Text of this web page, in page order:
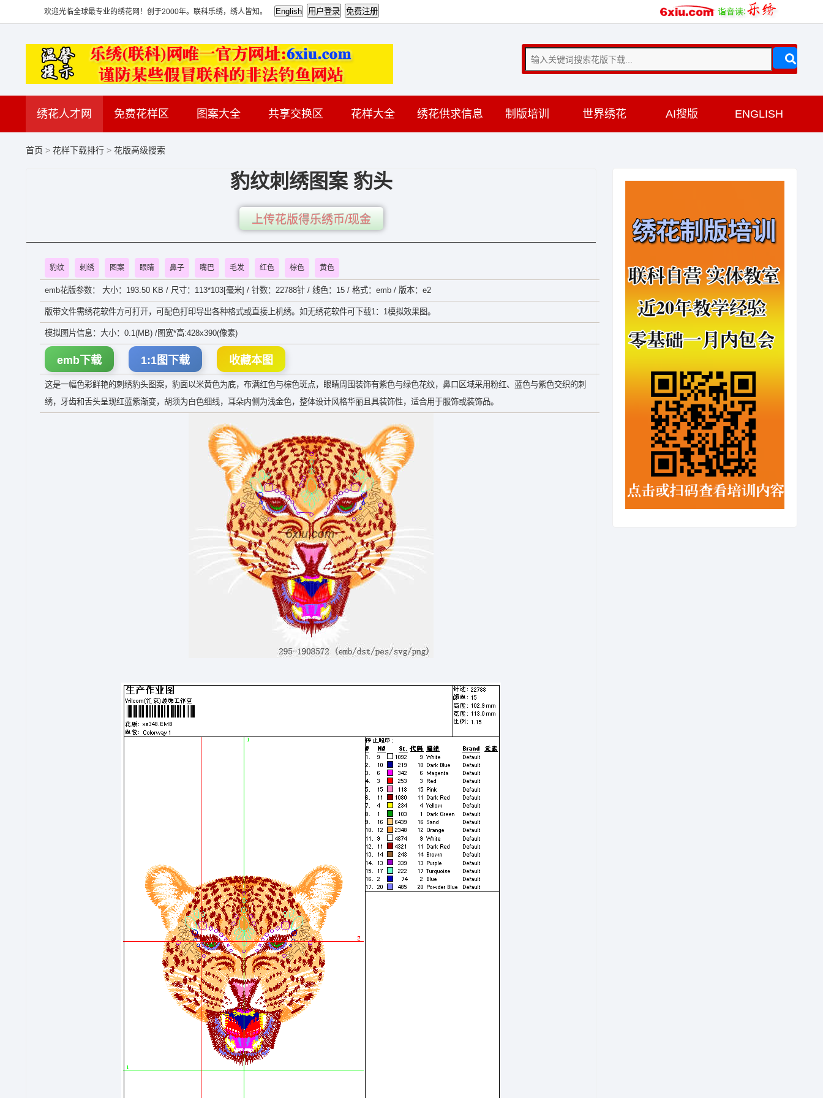
欢迎光临全球最专业的绣花网！创于2000年。联科乐绣，绣人皆知。
绣花人才网 免费花样区 图案大全 共享交换区 花样大全 绣花供求信息 制版培训 世界绣花 AI搜版 ENGLISH
首页 > 花样下载排行 > 花版高级搜索
豹纹刺绣图案 豹头
上传花版得乐绣币/现金
豹纹 刺绣 图案 眼睛 鼻子 嘴巴 毛发 红色 棕色 黄色
emb花版参数： 大小：193.50 KB / 尺寸：113*103[毫米] / 针数：22788针 / 线色：15 / 格式：emb / 版本：e2
版带文件需绣花软件方可打开，可配色打印导出各种格式或直接上机绣。如无绣花软件可下载1：1模拟效果图。
模拟图片信息：大小：0.1(MB) /图宽*高:428x390(像素)
emb下载 1:1图下载 收藏本图
这是一幅色彩鲜艳的刺绣豹头图案，豹面以米黄色为底，布满红色与棕色斑点，眼睛周围装饰有紫色与绿色花纹，鼻口区域采用粉红、蓝色与紫色交织的刺
绣，牙齿和舌头呈现红蓝紫渐变，胡须为白色细线，耳朵内侧为浅金色，整体设计风格华丽且具装饰性，适合用于服饰或装饰品。